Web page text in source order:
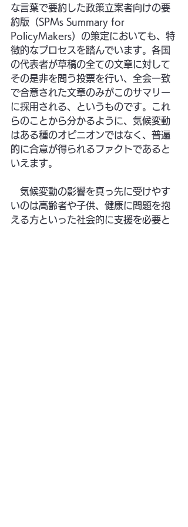
な言葉で要約した政策立案者向けの要
約版（SPMs Summary for
PolicyMakers）の策定においても、特
徴的なプロセスを踏んでいます。各国
の代表者が草稿の全ての文章に対して
その是非を問う投票を行い、全会一致
で合意された文章のみがこのサマリー
に採用される、というものです。これ
らのことから分かるように、気候変動
はある種のオピニオンではなく、普遍
的に合意が得られるファクトであると
いえます。
気候変動の影響を真っ先に受けやす
いのは高齢者や子供、健康に問題を抱
える方といった社会的に支援を必要と